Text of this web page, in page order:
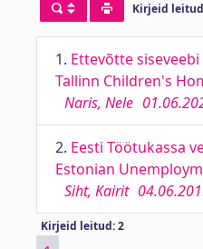
Kirjeid
1. Ettevõtte
Tallinn Children's
Naris, Nele
2. Eesti Töötukassa
Estonian
Siht, Kairit
Kirjeid leitud: 2